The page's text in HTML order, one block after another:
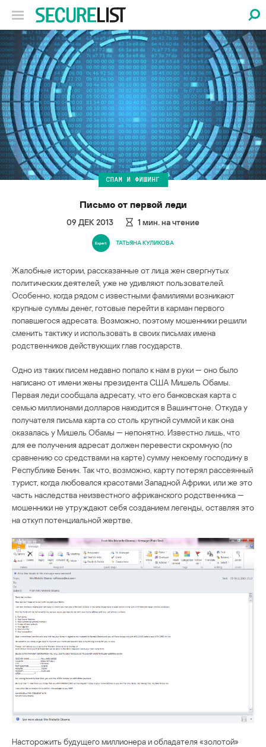
СПАМ И ФИШИНГ
Письмо от первой леди
09 ДЕК 2013 1 мин. на чтение
ТАТЬЯНА КУЛИКОВА
Жалобные истории, рассказанные от лица жен свергнутых
политических деятелей, уже не удивляют пользователей.
Особенно, когда рядом с известными фамилиями возникают
крупные суммы денег, готовые перейти в карман первого
попавшегося адресата. Возможно, поэтому мошенники решили
сменить тактику и использовать в своих письмах имена
родственников действующих глав государств.
Одно из таких писем недавно попало к нам в руки — оно было
написано от имени жены президента США Мишель Обамы.
Первая леди сообщала адресату, что его банковская карта с
семью миллионами долларов находится в Вашингтоне. Откуда у
получателя письма карта со столь крупной суммой и как она
оказалась у Мишель Обамы — непонятно. Известно лишь, что
для ее получения адресат должен перевести скромную (по
сравнению со средствами на карте) сумму некоему господину в
Республике Бенин. Так что, возможно, карту потерял рассеянный
турист, когда любовался красотами Западной Африки, или же это
часть наследства неизвестного африканского родственника —
мошенники не утруждают себя созданием легенды, оставляя это
на откуп потенциальной жертве.
Насторожить будущего миллионера и обладателя «золотой»